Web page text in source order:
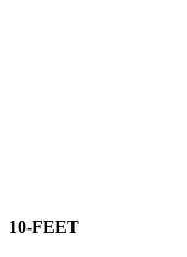
10-FEET